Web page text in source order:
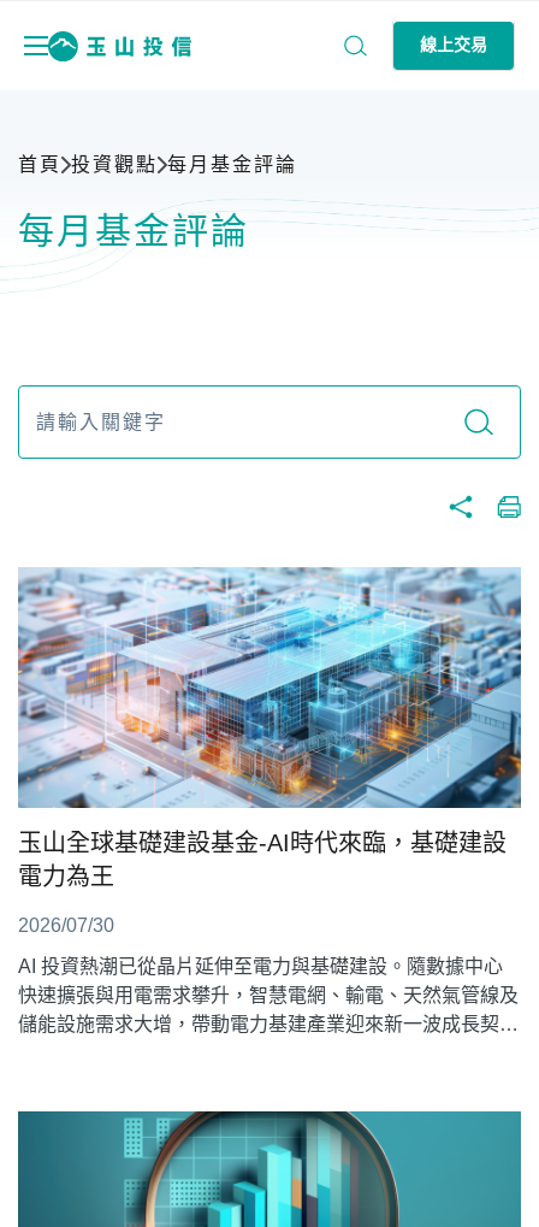
線上交易
首頁 投資觀點 每月基金評論
每月基金評論
玉山全球基礎建設基金-AI時代來臨，基礎建設
電力為王
2026/07/30
AI 投資熱潮已從晶片延伸至電力與基礎建設。隨數據中心
快速擴張與用電需求攀升，智慧電網、輸電、天然氣管線及
儲能設施需求大增，帶動電力基建產業迎來新一波成長契